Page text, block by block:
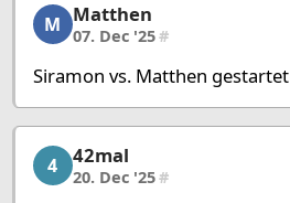
Matthen, 25/53, 07. Dec '25
M Matthen
07. Dec '25#
Siramon vs. Matthen gestartet
42mal, 26/53, 20. Dec '25
4 42mal
20. Dec '25#